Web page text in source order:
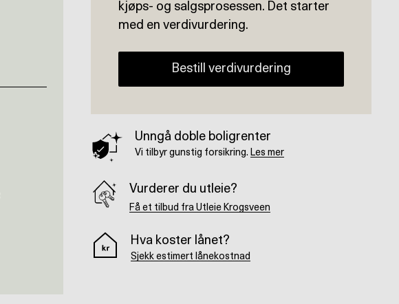
kjøps- og salgsprosessen. Det starter
med en verdivurdering.
Bestill verdivurdering
Unngå doble boligrenter
Vi tilbyr gunstig forsikring. Les mer
Vurderer du utleie?
Få et tilbud fra Utleie Krogsveen
Hva koster lånet?
Sjekk estimert lånekostnad